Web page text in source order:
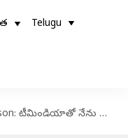
Telugu
అంటూ సంజు శాంసన్ పోస్టు.. అన్యాయం అంటున్న ఫ్యాన్స్!